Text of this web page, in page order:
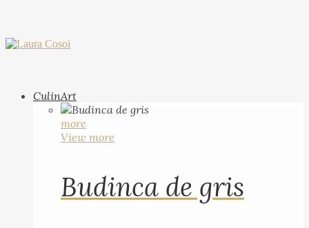
CulinArt
more
View more
Budinca de gris